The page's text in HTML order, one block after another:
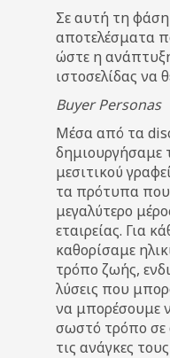
Σε αυτή τη
αποτελέσματα
ώστε η
ιστοσελίδας να
Buyer Personas
Μέσα από τα
δημιουργήσαμε
μεσιτικού
τα πρότυπα
μεγαλύτερο
εταιρείας. Για
καθορίσαμε
τρόπο ζωής,
λύσεις που
να μπορέσουμε
σωστό τρόπο σε
τις ανάγκες